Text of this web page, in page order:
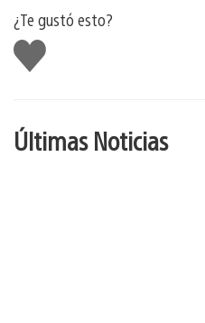
¿Te gustó esto?
Me
gusta
Últimas Noticias